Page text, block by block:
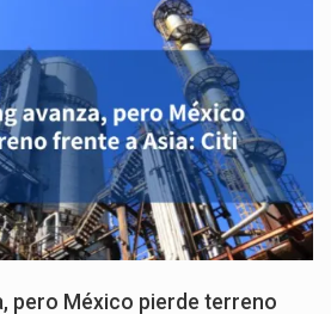
pero México pierde terreno